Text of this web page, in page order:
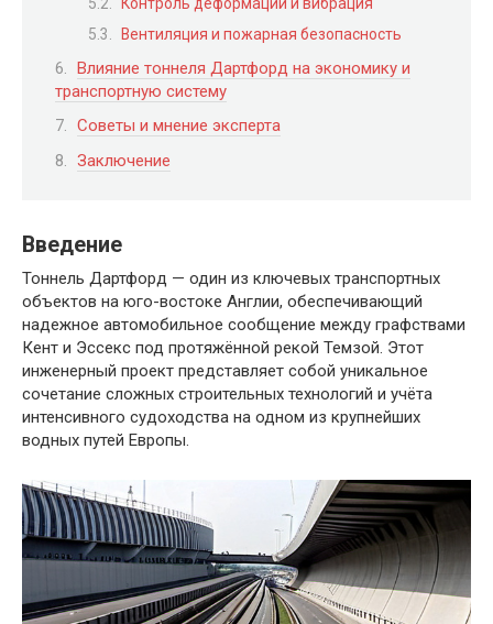
Вентиляция и пожарная безопасность
Влияние тоннеля Дартфорд на экономику и
транспортную систему
Советы и мнение эксперта
Заключение
Введение
Тоннель Дартфорд — один из ключевых транспортных
объектов на юго-востоке Англии, обеспечивающий
надежное автомобильное сообщение между графствами
Кент и Эссекс под протяжённой рекой Темзой. Этот
инженерный проект представляет собой уникальное
сочетание сложных строительных технологий и учёта
интенсивного судоходства на одном из крупнейших
водных путей Европы.